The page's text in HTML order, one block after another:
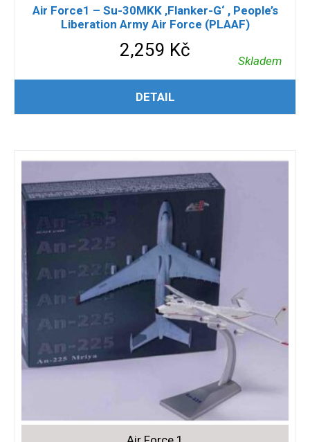
Air Force1 – Su-30MKK ‚Flanker-G‘ , People’s
Liberation Army Air Force (PLAAF)
2,259 Kč
Skladem
PŘIDAT DO KOŠÍKU
DETAIL